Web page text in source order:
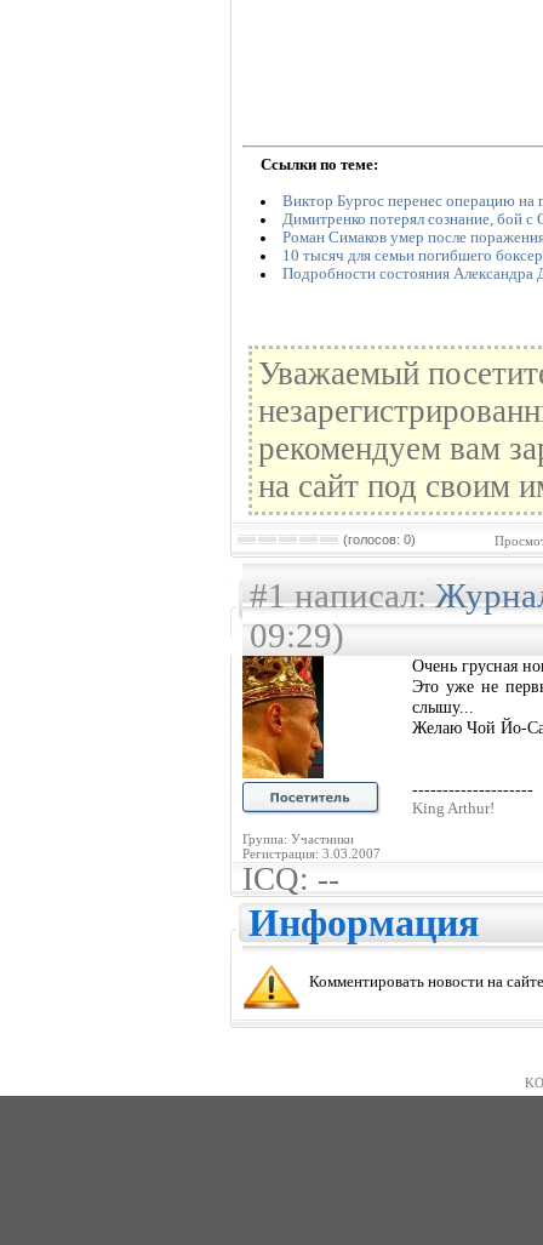
Ссылки по теме:
Виктор Бургос перенес операцию на
Димитренко потерял сознание, бой с
Роман Симаков умер после
10 тысяч для семьи погибшего
Подробности состояния Александра
Уважаемый
рекомендуем вам
на сайт под своим
(голосов: 0)
#1 написал:
09:29)
Группа: Участники
Регистрация: 3.03.2007
Очень грусная
Это уже не
слышу...
Желаю Чой Йо-
--------------------
King Arthur!
ICQ: --
Информация
Комментировать новости на